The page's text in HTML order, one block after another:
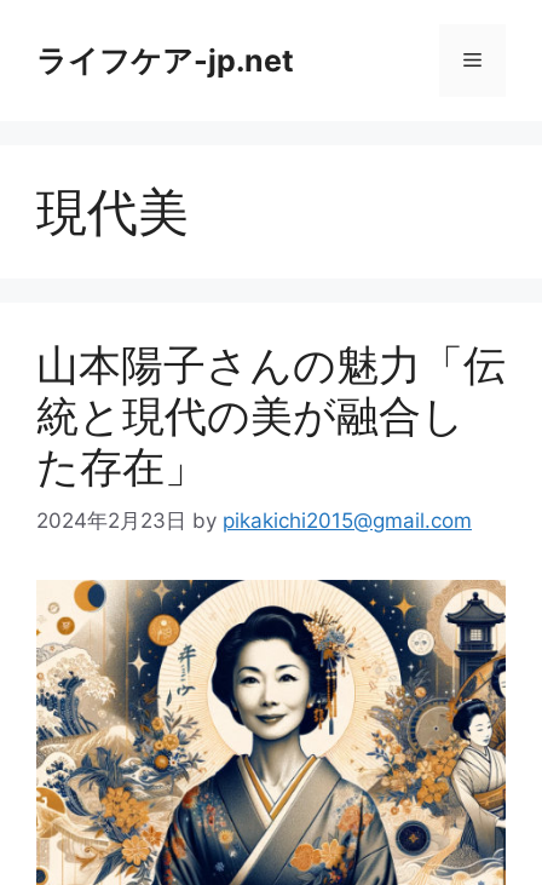
ライフケア-jp.net メ
現代美
山本陽子さんの魅力「伝
統と現代の美が融合し
た存在」
2024年2月23日 by pikakichi2015@gmail.com